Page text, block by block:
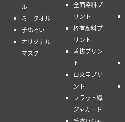
ル
ミニタオル
手ぬぐい
オリジナル
マスク
全面染料プ
リント
枠有顔料プ
リント
着抜プリン
ト
白文字プリ
ント
フラット織
ジャガード